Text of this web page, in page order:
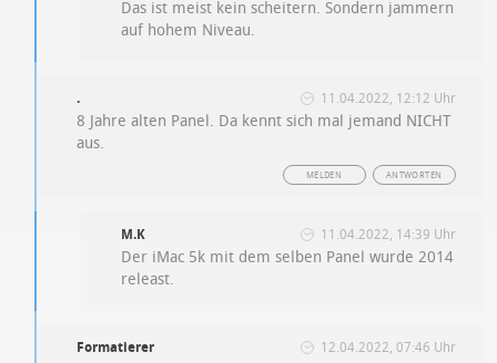
Das ist meist kein scheitern. Sondern jammern
auf hohem Niveau.
. 11.04.2022, 12:12 Uhr
8 Jahre alten Panel. Da kennt sich mal jemand NICHT
aus.
ANTWORTEN
MELDEN
M.K 11.04.2022, 14:39 Uhr
Der iMac 5k mit dem selben Panel wurde 2014
releast.
Formatierer 12.04.2022, 07:46 Uhr